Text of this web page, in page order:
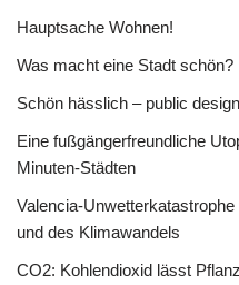
Hauptsache Wohnen!
Was macht eine Stadt schön?
Schön hässlich – public design
Eine fußgängerfreundliche
Minuten-Städten
Valencia-
und des Klimawandels
CO2: Kohlendioxid lässt